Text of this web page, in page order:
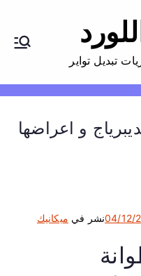
تبديل تواير
و اعراضها
04/12/نشر في ميكانيك